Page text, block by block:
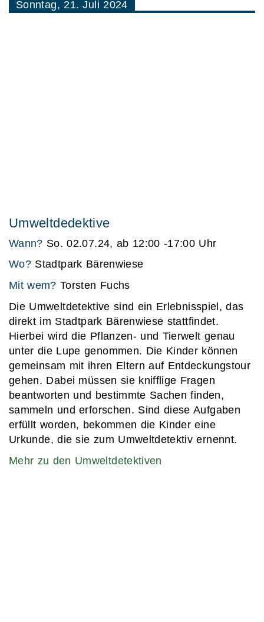
Sonntag, 21. Juli 2024
Umweltdedektive
Wann? So. 02.07.24, ab 12:00 -17:00 Uhr
Wo? Stadtpark Bärenwiese
Mit wem?Torsten Fuchs
Die Umweltdetektive sind ein Erlebnisspiel, das
direkt im Stadtpark Bärenwiese stattfindet.
Hierbei wird die Pflanzen- und Tierwelt genau
unter die Lupe genommen. Die Kinder können
gemeinsam mit ihren Eltern auf Entdeckungstour
gehen. Dabei müssen sie knifflige Fragen
beantworten und bestimmte Sachen finden,
sammeln und erforschen. Sind diese Aufgaben
erfüllt worden, bekommen die Kinder eine
Urkunde, die sie zum Umweltdetektiv ernennt.
Mehr zu den Umweltdetektiven